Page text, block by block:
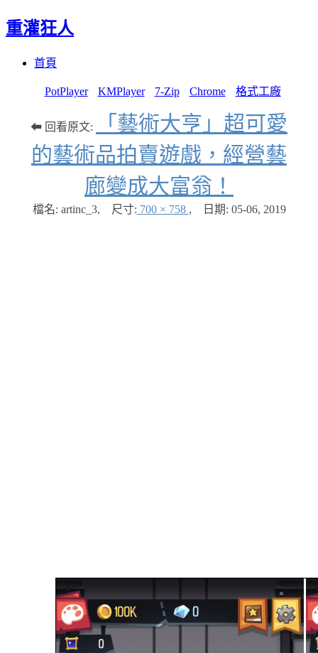
重灌狂人
首頁
PotPlayer KMPlayer 7-Zip Chrome 格式工廠
⬅ 回看原文:
「藝術大亨」超可愛
的藝術品拍賣遊戲，經營藝
廊變成大富翁！
檔名: artinc_3, 尺寸: 700 × 758 , 日期: 05-06, 2019